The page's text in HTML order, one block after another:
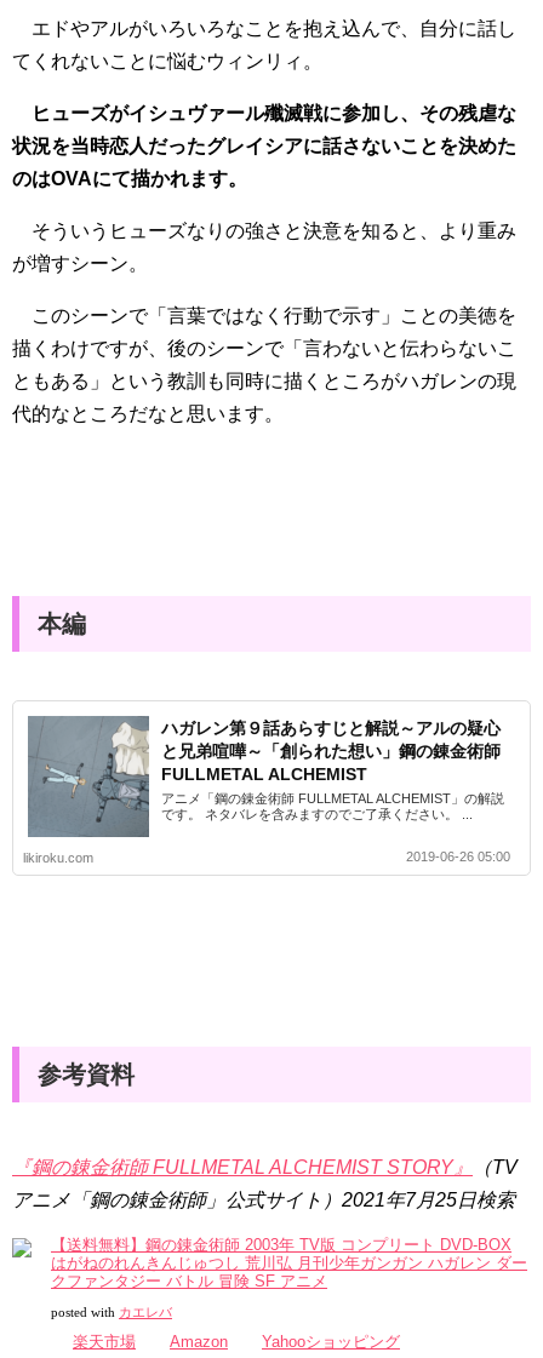
エドやアルがいろいろなことを抱え込んで、自分に話し
てくれないことに悩むウィンリィ。
ヒューズがイシュヴァール殲滅戦に参加し、その残虐な
状況を当時恋人だったグレイシアに話さないことを決めた
のはOVAにて描かれます。
そういうヒューズなりの強さと決意を知ると、より重み
が増すシーン。
このシーンで「言葉ではなく行動で示す」ことの美徳を
描くわけですが、後のシーンで「言わないと伝わらないこ
ともある」という教訓も同時に描くところがハガレンの現
代的なところだなと思います。
本編
ハガレン第９話あらすじと解説～アルの疑心
と兄弟喧嘩～「創られた想い」鋼の錬金術師
FULLMETAL ALCHEMIST
アニメ「鋼の錬金術師 FULLMETAL ALCHEMIST」の解説
です。 ネタバレを含みますのでご了承ください。 ...
likiroku.com 2019-06-26 05:00
参考資料
『鋼の錬金術師 FULLMETAL ALCHEMIST STORY』
（TV
アニメ「鋼の錬金術師」公式サイト）2021年7月25日検索
【送料無料】鋼の錬金術師 2003年 TV版 コンプリート DVD-BOX
はがねのれんきんじゅつし 荒川弘 月刊少年ガンガン ハガレン ダー
クファンタジー バトル 冒険 SF アニメ
posted with カエレバ
楽天市場 Amazon Yahooショッピング